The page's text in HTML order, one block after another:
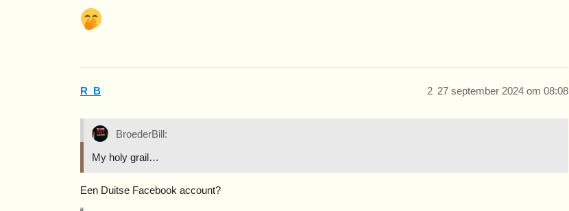
R_B 27 september 2024 om 08:08
2
BroederBill:
My holy grail…
Een Duitse Facebook account?